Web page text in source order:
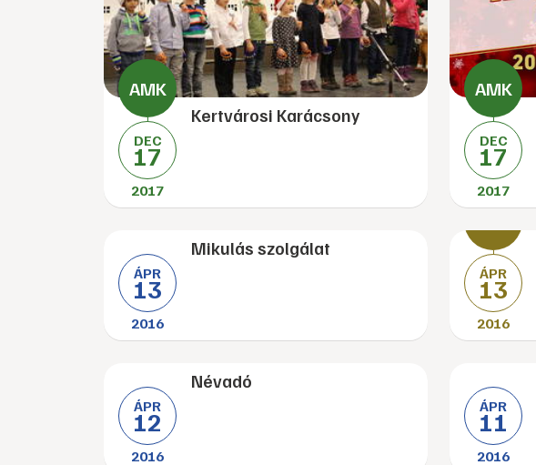
DEC
17
2017
Kertvárosi Karácsony
DEC
17
2017
ÁPR
13
2016
Mikulás szolgálat
ÁPR
13
2016
ÁPR
12
2016
Névadó
ÁPR
11
2016